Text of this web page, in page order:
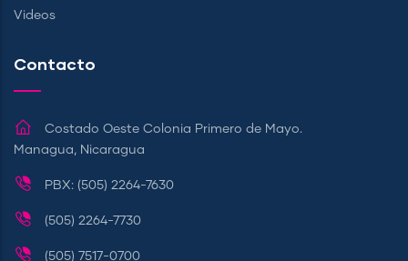
Videos
Contacto
Costado Oeste Colonia Primero de Mayo.
Managua, Nicaragua
PBX: (505) 2264-7630
(505) 2264-7730
(505) 7517-0700